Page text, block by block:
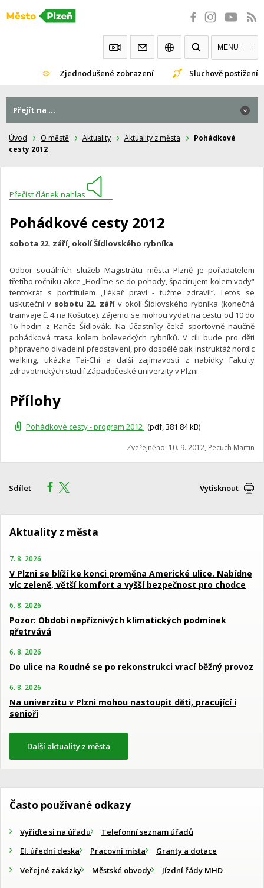
Přeskočit
Zjednodušené zobrazení Sluchově postižení
MENU
Úvod O městě Aktuality Aktuality z města
Pohádkové
cesty 2012
Přečíst článek nahlas
Pohádkové cesty 2012
sobota 22. září, okolí Šídlovského rybníka
Odbor sociálních služeb Magistrátu města Plzně je pořadatelem
třetího ročníku akce „Hodíme se do pohody, špacírujem kolem vody“
tentokrát s podtitulem „Lékař praví - tužme zdraví!“. Letos se
uskuteční v sobotu 22. zářív okolí Šídlovského rybníka (konečná
tramvaje č. 4 na Košutce). Zájemci se mohou vydat na cestu od 10 do
16 hodin z Ranče Šídlovák. Na účastníky čeká sportovně naučně
pohádková trasa kolem boleveckých rybníků. V cíli bude pro děti
připraveno divadelní představení, pro dospělé pak instruktáž nordic
walking, ukázka Tai-Chi a další zajímavosti z nabídky Fakulty
zdravotnických studií Západočeské univerzity v Plzni.
Přílohy
Pohádkové cesty - program 2012 (pdf, 381.84 kB)
Zveřejněno: 10. 9. 2012, Pecuch Martin
Sdílet Vytisknout
Přejít na ...
Aktuality z města
7. 8. 2026
V Plzni se blíží ke konci proměna Americké ulice. Nabídne
víc zeleně, větší komfort a vyšší bezpečnost pro chodce
6. 8. 2026
Pozor: Období nepříznivých klimatických podmínek
přetrvává
6. 8. 2026
Do ulice na Roudné se po rekonstrukci vrací běžný provoz
6. 8. 2026
Na univerzitu v Plzni mohou nastoupit děti, pracující i
senioři
Další aktuality z města
Často používané odkazy
Vyřiďte si na úřadu
Telefonní seznam úřadů
El. úřední deska
Pracovní místa
Granty a dotace
Veřejné zakázky
Městské obvody Jízdní řády MHD